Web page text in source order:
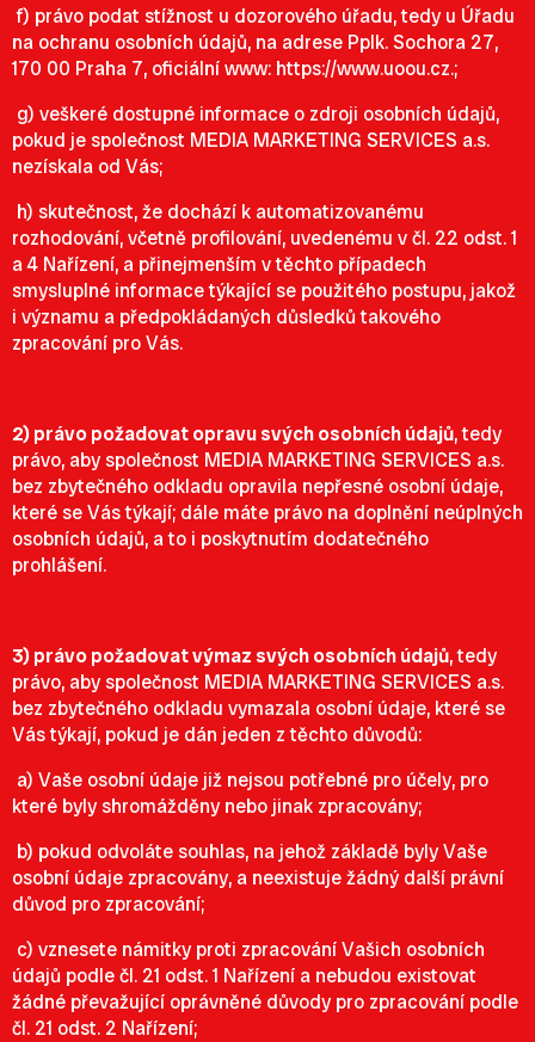
f) právo podat stížnost u dozorového úřadu, tedy u Úřadu
na ochranu osobních údajů, na adrese Pplk. Sochora 27,
170 00 Praha 7, oficiální www: https://www.uoou.cz.;
g) veškeré dostupné informace o zdroji osobních údajů,
pokud je společnost MEDIA MARKETING SERVICES a.s.
nezískala od Vás;
h) skutečnost, že dochází k automatizovanému
rozhodování, včetně profilování, uvedenému v čl. 22 odst. 1
a 4 Nařízení, a přinejmenším v těchto případech
smysluplné informace týkající se použitého postupu, jakož
i významu a předpokládaných důsledků takového
zpracování pro Vás.
2) právo požadovat opravu svých osobních údajů, tedy
právo, aby společnost MEDIA MARKETING SERVICES a.s.
bez zbytečného odkladu opravila nepřesné osobní údaje,
které se Vás týkají; dále máte právo na doplnění neúplných
osobních údajů, a to i poskytnutím dodatečného
prohlášení.
3) právo požadovat výmaz svých osobních údajů, tedy
právo, aby společnost MEDIA MARKETING SERVICES a.s.
bez zbytečného odkladu vymazala osobní údaje, které se
Vás týkají, pokud je dán jeden z těchto důvodů:
a) Vaše osobní údaje již nejsou potřebné pro účely, pro
které byly shromážděny nebo jinak zpracovány;
b) pokud odvoláte souhlas, na jehož základě byly Vaše
osobní údaje zpracovány, a neexistuje žádný další právní
důvod pro zpracování;
c) vznesete námitky proti zpracování Vašich osobních
údajů podle čl. 21 odst. 1 Nařízení a nebudou existovat
žádné převažující oprávněné důvody pro zpracování podle
čl. 21 odst. 2 Nařízení;